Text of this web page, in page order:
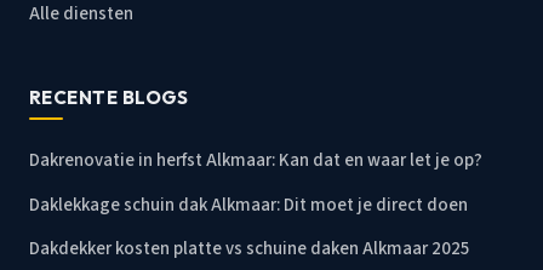
Alle diensten
RECENTE BLOGS
Dakrenovatie in herfst Alkmaar: Kan dat en waar let je op?
Daklekkage schuin dak Alkmaar: Dit moet je direct doen
Dakdekker kosten platte vs schuine daken Alkmaar 2025